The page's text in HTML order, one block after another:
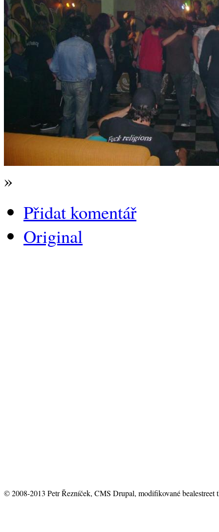
»
Přidat komentář
Original
© 2008-2013 Petr Řezníček, CMS Drupal, modifikované bealestreet